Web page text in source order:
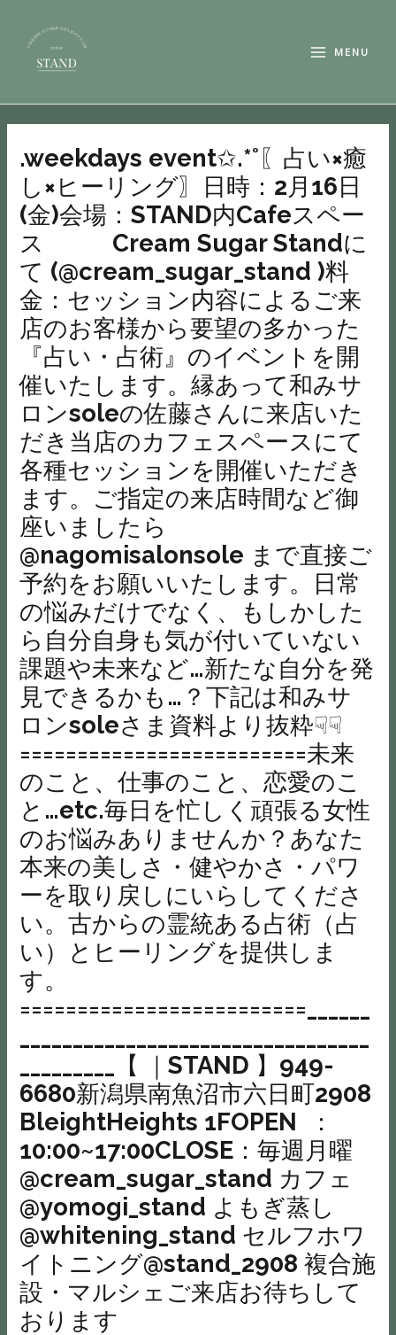
キ
MENU
MENU
.weekdays event✩.*˚〖占い×癒
し×ヒーリング〗日時：2月16日
(金)会場：STAND内Cafeスペー
ス Cream Sugar Standに
て (@cream_sugar_stand )料
金：セッション内容によるご来
店のお客様から要望の多かった
『占い・占術』のイベントを開
催いたします。縁あって和みサ
ロンsoleの佐藤さんに来店いた
だき当店のカフェスペースにて
各種セッションを開催いただき
ます。ご指定の来店時間など御
座いましたら
@nagomisalonsole まで直接ご
予約をお願いいたします。日常
の悩みだけでなく、もしかした
ら自分自身も気が付いていない
課題や未来など…新たな自分を発
見できるかも…？下記は和みサ
ロンsoleさま資料より抜粋☟☟
=========================未来
のこと、仕事のこと、恋愛のこ
と…etc.毎日を忙しく頑張る女性
のお悩みありませんか？あなた
本来の美しさ・健やかさ・パワ
ーを取り戻しにいらしてくださ
い。古からの霊統ある占術（占
い）とヒーリングを提供しま
す。
=========================______
_________【 ｜STAND 】949-
6680新潟県南魚沼市六日町2908
BleightHeights 1FOPEN ：
10:00~17:00CLOSE：毎週月曜
@cream_sugar_stand カフェ
@yomogi_stand よもぎ蒸し
@whitening_stand セルフホワ
イトニング@stand_2908 複合施
設・マルシェご来店お待ちして
おります